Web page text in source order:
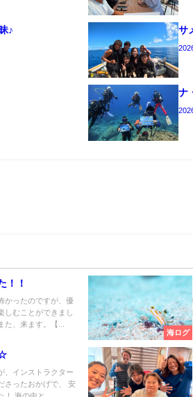
♪ サ
ナ
！！
かったのですが、優
しむことができまし
、来ます。【...
海ログ
、インストラクター
さったおかげで、 安